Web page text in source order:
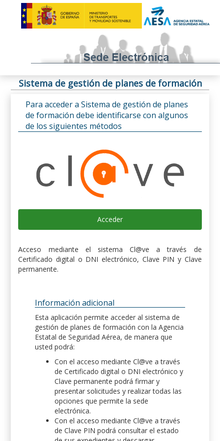
Sistema de gestión de planes de formación
Para acceder a Sistema de gestión de planes
de formación debe identificarse con algunos
de los siguientes métodos
Acceder
Acceso mediante el sistema Cl@ve a través de
Certificado digital o DNI electrónico, Clave PIN y Clave
permanente.
Información adicional
Esta aplicación permite acceder al sistema de
gestión de planes de formación con la Agencia
Estatal de Seguridad Aérea, de manera que
usted podrá:
Con el acceso mediante Cl@ve a través
de Certificado digital o DNI electrónico y
Clave permanente podrá firmar y
presentar solicitudes y realizar todas las
opciones que permite la sede
electrónica.
Con el acceso mediante Cl@ve a través
de Clave PIN podrá consultar el estado